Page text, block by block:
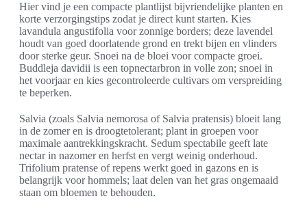
Hier vind je een compacte plantlijst bijvriendelijke planten en
korte verzorgingstips zodat je direct kunt starten. Kies
lavandula angustifolia voor zonnige borders; deze lavendel
houdt van goed doorlatende grond en trekt bijen en vlinders
door sterke geur. Snoei na de bloei voor compacte groei.
Buddleja davidii is een topnectarbron in volle zon; snoei in
het voorjaar en kies gecontroleerde cultivars om verspreiding
te beperken.
Salvia (zoals Salvia nemorosa of Salvia pratensis) bloeit lang
in de zomer en is droogtetolerant; plant in groepen voor
maximale aantrekkingskracht. Sedum spectabile geeft late
nectar in nazomer en herfst en vergt weinig onderhoud.
Trifolium pratense of repens werkt goed in gazons en is
belangrijk voor hommels; laat delen van het gras ongemaaid
staan om bloemen te behouden.